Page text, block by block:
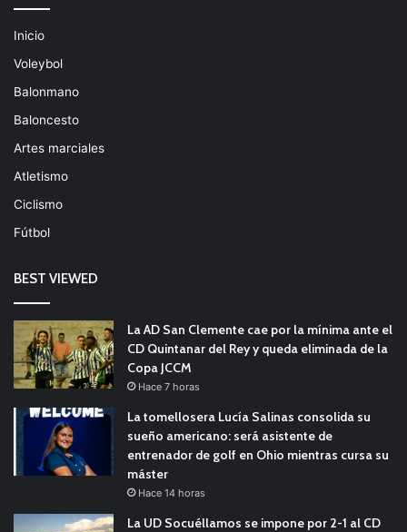
Inicio
Voleybol
Balonmano
Baloncesto
Artes marciales
Atletismo
Ciclismo
Fútbol
BEST VIEWED
La AD San Clemente cae por la mínima ante el
CD Quintanar del Rey y queda eliminada de la
Copa JCCM
Hace 7 horas
La tomellosera Lucía Salinas consolida su
sueño americano: será asistente de
entrenador de golf en Ohio mientras cursa su
máster
Hace 14 horas
La UD Socuéllamos se impone por 2-1 al CD